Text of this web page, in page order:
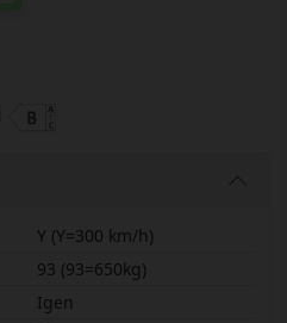
Y (Y=300 km/h)
93 (93=650kg)
Igen